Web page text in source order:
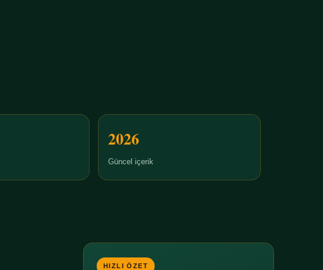
2026
Güncel içerik
HIZLI ÖZET